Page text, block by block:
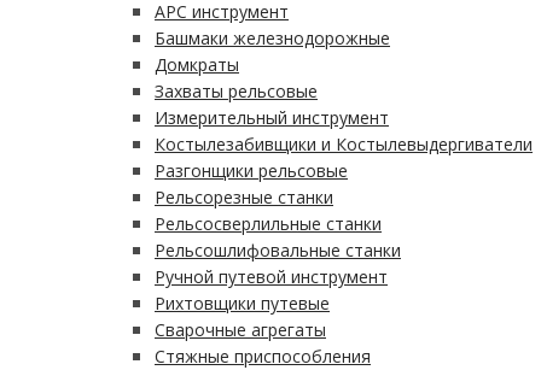
АРС инструмент
Башмаки железнодорожные
Домкраты
Захваты рельсовые
Измерительный инструмент
Костылезабивщики и Костылевыдергиватели
Разгонщики рельсовые
Рельсорезные станки
Рельсосверлильные станки
Рельсошлифовальные станки
Ручной путевой инструмент
Рихтовщики путевые
Сварочные агрегаты
Стяжные приспособления